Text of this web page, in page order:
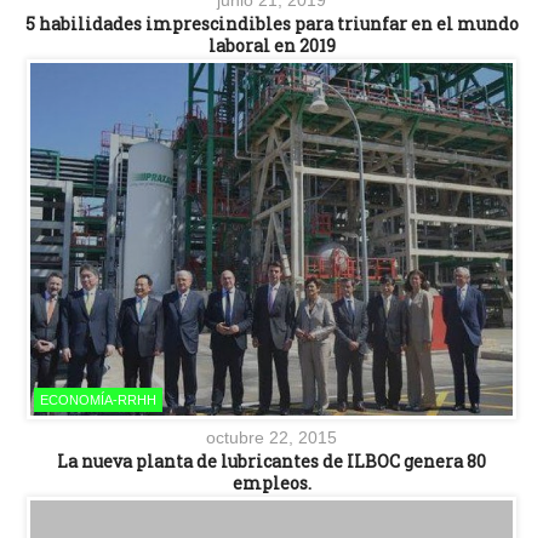
5 habilidades imprescindibles para triunfar en el mundo
laboral en 2019
ECONOMÍA-RRHH
octubre 22, 2015
La nueva planta de lubricantes de ILBOC genera 80
empleos.